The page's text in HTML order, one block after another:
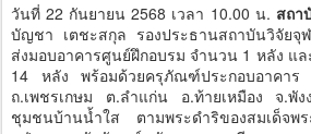
วันที่ 22 กันยายน 2568 เวลา 10.00 น. สถา
บัญชา เตชะสกุล รองประธานสถาบันวิจัยจุ
ส่งมอบอาคารศูนย์ฝึกอบรม จำนวน 1 หลัง แ
14 หลัง พร้อมด้วยครุภัณฑ์ประกอบอาคา
ถ.เพชรเกษม ต.ลำแก่น อ.ท้ายเหมือง จ.พัง
ชุมชนบ้านน้ำใส ตามพระดำริของสมเด็จพร